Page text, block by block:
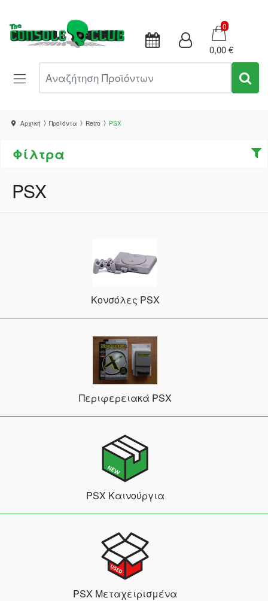
Καλάθι
0
0,00 €
Αρχική Προϊόντα Retro PSX
Φίλτρα
PSX
Κονσόλες PSX
Περιφερειακά PSX
PSX Καινούργια
PSX Μεταχειρισμένα